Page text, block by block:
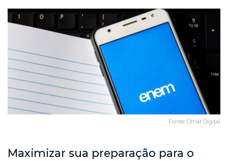
Fonte: Olhar Digital
Maximizar sua preparação para o